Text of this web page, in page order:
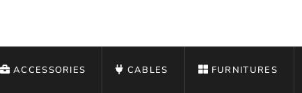
ACCESSORIES CABLES FURNITURES